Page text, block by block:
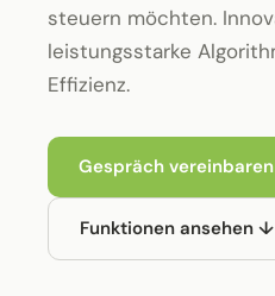
steuern möchten.
leistungsstarke
Effizienz.
Gespräch
Funktionen ansehen ↓